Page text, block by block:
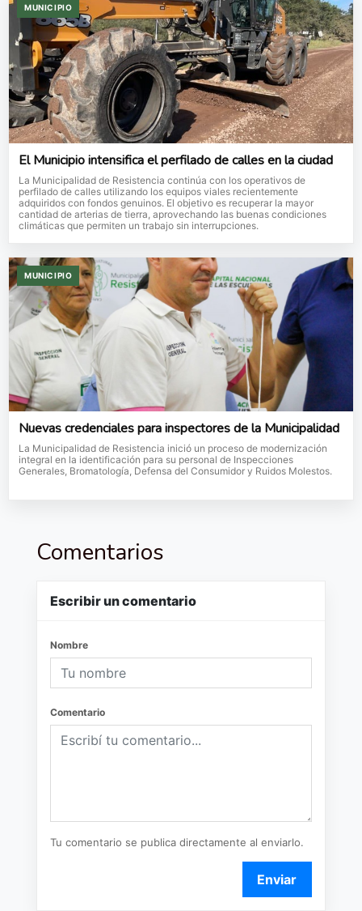
MUNICIPIO
El Municipio intensifica el perfilado de calles en la ciudad
La Municipalidad de Resistencia continúa con los operativos de
perfilado de calles utilizando los equipos viales recientemente
adquiridos con fondos genuinos. El objetivo es recuperar la mayor
cantidad de arterias de tierra, aprovechando las buenas condiciones
climáticas que permiten un trabajo sin interrupciones.
MUNICIPIO
Nuevas credenciales para inspectores de la Municipalidad
La Municipalidad de Resistencia inició un proceso de modernización
integral en la identificación para su personal de Inspecciones
Generales, Bromatología, Defensa del Consumidor y Ruidos Molestos.
Comentarios
Escribir un comentario
Nombre
Comentario
Tu comentario se publica directamente al enviarlo.
Enviar